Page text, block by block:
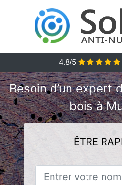
4.8/5
Besoin d’un expert
bois à
ÊTRE